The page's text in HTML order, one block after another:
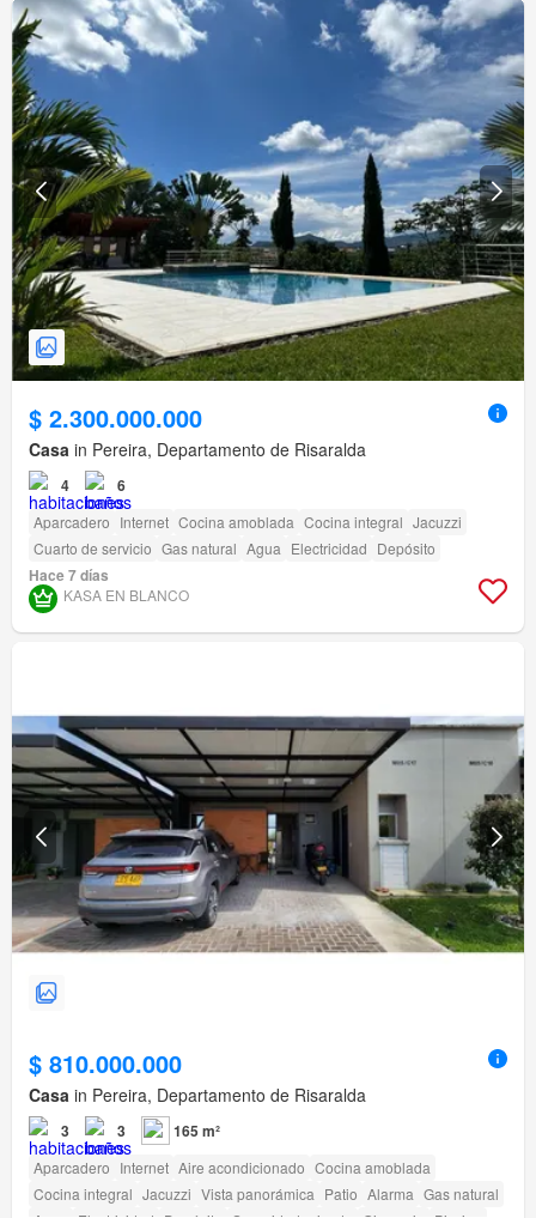
$ 2.300.000.000
Casa in Pereira, Departamento de Risaralda
4 6
Aparcadero Internet Cocina amoblada Cocina integral Jacuzzi
Cuarto de servicio Gas natural Agua Electricidad Depósito
Hace 7 días
KASA EN BLANCO
$ 810.000.000
Casa in Pereira, Departamento de Risaralda
3 3 165 m²
Aparcadero Internet Aire acondicionado Cocina amoblada
Cocina integral Jacuzzi Vista panorámica Patio Alarma Gas natural